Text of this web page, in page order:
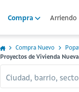
Compra Arriendo
Compra Nuevo
Proyectos de Vivienda